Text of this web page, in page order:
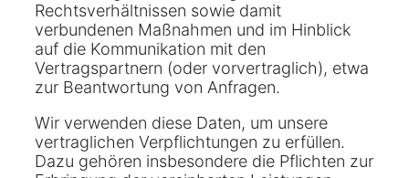
Rechtsverhältnissen sowie damit
verbundenen Maßnahmen und im Hinblick
auf die Kommunikation mit den
Vertragspartnern (oder vorvertraglich), etwa
zur Beantwortung von Anfragen.
Wir verwenden diese Daten, um unsere
vertraglichen Verpflichtungen zu erfüllen.
Dazu gehören insbesondere die Pflichten zur